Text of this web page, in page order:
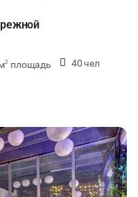
2 площадь
40 чел